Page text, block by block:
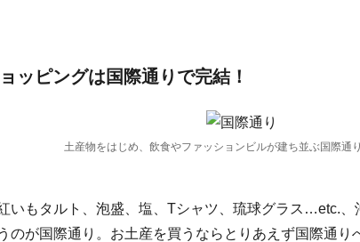
ッピングは国際通りで完結！
土産物をはじめ、飲食やファッションビルが建ち並ぶ国際通り
いもタルト、泡盛、塩、Tシャツ、琉球グラス…etc.
のが国際通り。お土産を買うならとりあえず国際通り